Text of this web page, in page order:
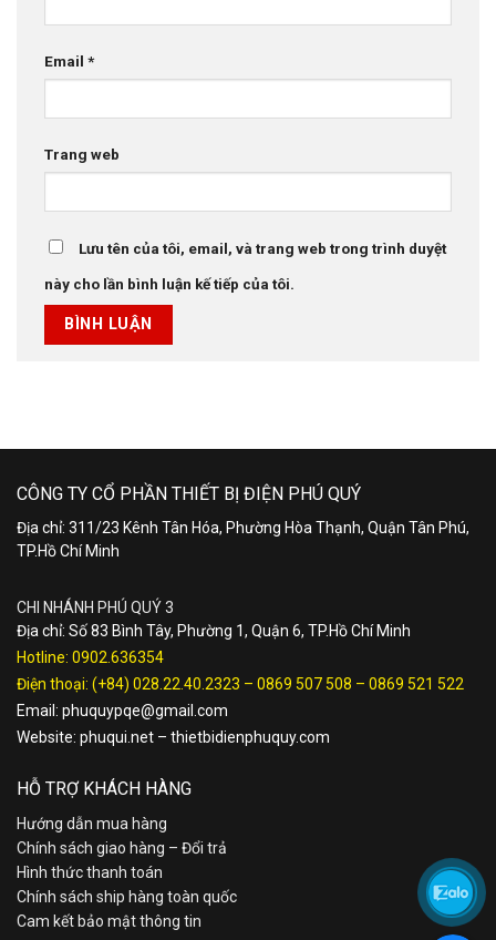
Email *
Trang web
Lưu tên của tôi, email, và trang web trong trình duyệt
này cho lần bình luận kế tiếp của tôi.
CÔNG TY CỔ PHẦN THIẾT BỊ ĐIỆN PHÚ QUÝ
Địa chỉ: 311/23 Kênh Tân Hóa, Phường Hòa Thạnh, Quận Tân Phú,
TP.Hồ Chí Minh
CHI NHÁNH PHÚ QUÝ 3
Địa chỉ: Số 83 Bình Tây, Phường 1, Quận 6, TP.Hồ Chí Minh
Hotline: 0902.636354
Điện thoại: (+84) 028.22.40.2323 – 0869 507 508 – 0869 521 522
Email: phuquypqe@gmail.com
Website: phuqui.net – thietbidienphuquy.com
HỖ TRỢ KHÁCH HÀNG
Hướng dẫn mua hàng
Chính sách giao hàng – Đổi trả
Hình thức thanh toán
Chính sách ship hàng toàn quốc
Cam kết bảo mật thông tin